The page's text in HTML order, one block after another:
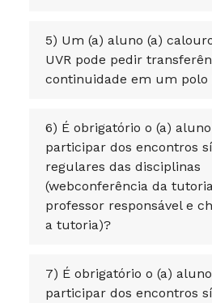
5) Um (a) aluno (a)
UVR pode pedir
continuidade em um polo
6) É obrigatório o (a) aluno
participar dos encontros
regulares das disciplinas
(webconferência da
professor responsável e
a tutoria)?
7) É obrigatório o (a)
participar dos encontros